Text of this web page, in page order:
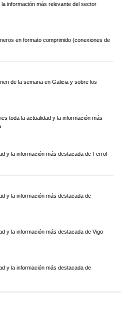
información más relevante del sector
en formato comprimido (conexiones de
de la semana en Galicia y sobre los
toda la actualidad y la información más
y la información más destacada de Ferrol
y la información más destacada de
y la información más destacada de Vigo
y la información más destacada de